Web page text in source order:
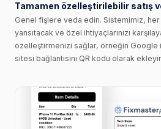
Tamamen özelleştirilebilir satış
Genel fişlere veda edin. Sistemimiz, her
yansıtacak ve özel ihtiyaçlarınızı
özelleştirmenizi sağlar, örneğin Google
sitesi bağlantısını QR kodu olarak